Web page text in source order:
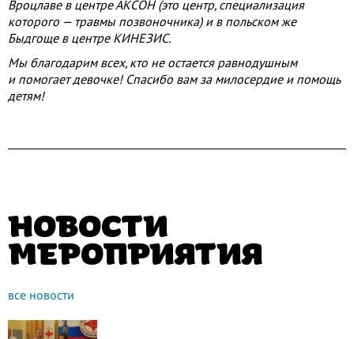
Вроцлаве в центре АКСОН (это центр, специализация
которого — травмы позвоночника) и в польском же
Быдгоще в центре КИНЕЗИС.
Мы благодарим всех, кто не остается равнодушным
и помогает девочке! Спасибо вам за милосердие и помощь
детям!
НОВОСТИ
МЕРОПРИЯТИЯ
все новости